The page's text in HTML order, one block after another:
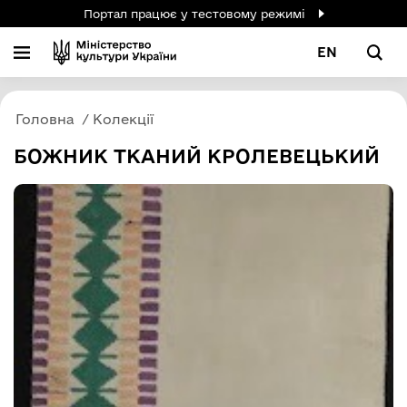
Портал працює у тестовому режимі
EN
Головна Колекції
БОЖНИК ТКАНИЙ КРОЛЕВЕЦЬКИЙ